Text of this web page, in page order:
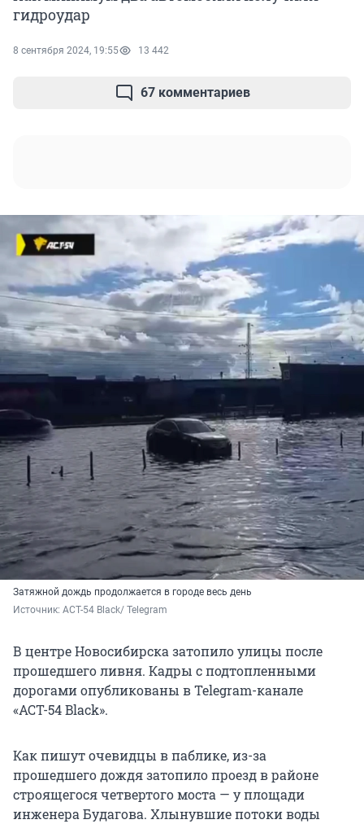
гидроудар
8 сентября 2024, 19:55 13 442
67 комментариев
Затяжной дождь продолжается в городе весь день
Источник: АСТ-54 Black/ Telegram
В центре Новосибирска затопило улицы после
прошедшего ливня. Кадры с подтопленными
дорогами опубликованы в Telegram-канале
«АСТ-54 Black».
Как пишут очевидцы в паблике, из-за
прошедшего дождя затопило проезд в районе
строящегося четвертого моста — у площади
инженера Будагова. Хлынувшие потоки воды